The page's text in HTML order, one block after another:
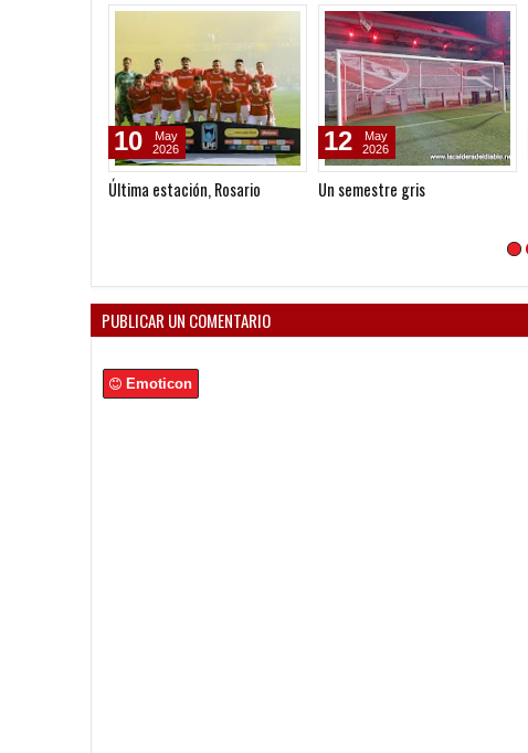
Última estación, Rosario
10
May
2026
Un semestre gris
12
May
2026
PUBLICAR UN COMENTARIO
Emoticon